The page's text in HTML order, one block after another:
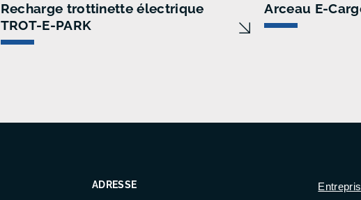
Recharge trottinette électrique
TROT-E-PARK
Arceau E-
ADRESSE